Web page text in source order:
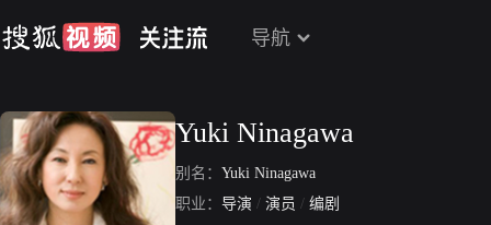
导航
Yuki Ninagawa
别名： Yuki Ninagawa
职业： 导演 / 演员 / 编剧